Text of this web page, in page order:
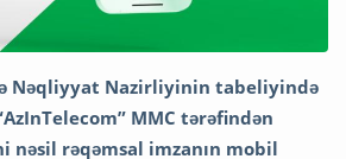
Nəqliyyat Nazirliyinin tabeliyində
MMC tərəfindən
nəsil rəqəmsal imzanın mobil